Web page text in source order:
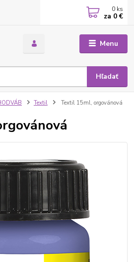
Menu
Hľadať
0 ks
za 0 €
Textil Textil 15ml, orgovánová